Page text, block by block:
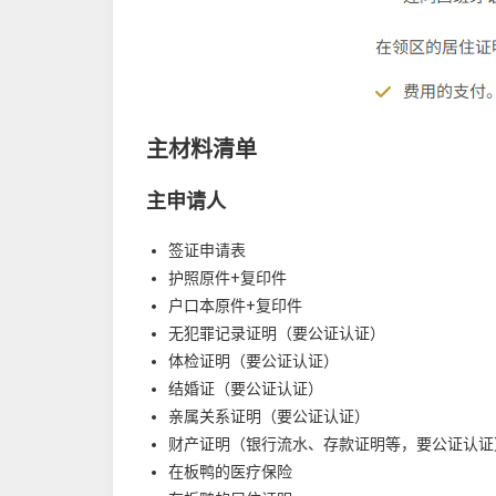
主材料清单
主申请人
签证申请表
护照原件+复印件
户口本原件+复印件
无犯罪记录证明（要公证认证）
体检证明（要公证认证）
结婚证（要公证认证）
亲属关系证明（要公证认证）
财产证明（银行流水、存款证明等，要公证认
在板鸭的医疗保险